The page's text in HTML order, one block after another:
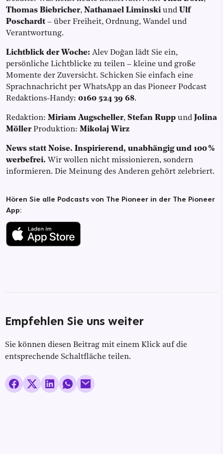
Thomas Biebricher, Nathanael Liminski und Ulf
Poschardt – über Freiheit, Ordnung, Wandel und
Verantwortung.
Lichtblick der Woche: Alev Doğan lädt Sie ein,
persönliche Lichtblicke zu teilen – kleine und große
Momente der Zuversicht. Schicken Sie einfach eine
Sprachnachricht per WhatsApp an das Pioneer Podcast
Redaktions-Handy: 0160 524 39 68.
Redaktion: Miriam Augscheller, Stefan Rupp und Jolina
MöllerProduktion: Mikolaj Wirz
News statt Noise. Inspirierend, unabhängig und 100 %
werbefrei. Wir wollen nicht missionieren, sondern
informieren. Die Meinung des Anderen gehört zelebriert.
Hören Sie alle Podcasts von The Pioneer in der The Pioneer
App:
Empfehlen Sie uns weiter
Sie können diesen Beitrag mit einem Klick auf die
entsprechende Schaltfläche teilen.